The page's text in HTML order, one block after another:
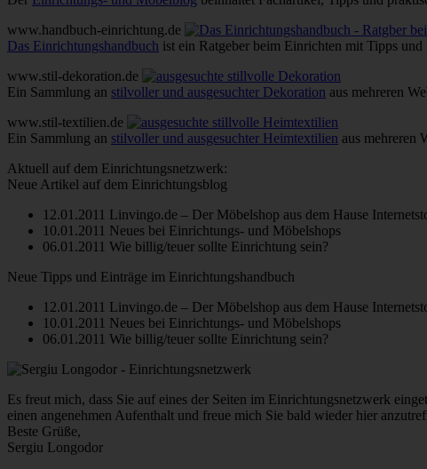
www.handbuch-einrichtung.de
Das Einrichtungshandbuch ist ein Ratgeber beim Einrichten mit Tipps
www.stil-dekoration.de
Ein Sammlung an stilvoller und ausgesuchter Dekoration aus mehreren
www.stil-textilien.de
Ein Sammlung an stilvoller und ausgesuchter Heimtextilien aus mehreren
Aktuell auf dem Einrichtungsnetzwerk:
Neue Artikel auf dem Einrichtungsblog
12.01.2011 Linvingo.de – Der Möbelshop aus dem Hause
10.01.2011 Neues bei Einrichtungs- und Möbelshops
06.01.2011 Wie billig/teuer sollte Einrichtung sein?
Neue Tipps und Einträge im Einrichtungshandbuch
12.01.2011 Linvingo.de – Der Möbelshop aus dem Hause
10.01.2011 Neues bei Einrichtungs- und Möbelshops
06.01.2011 Wie billig/teuer sollte Einrichtung sein?
Es freut mich, dass Sie auf eines der Seiten im Einrichtungsnetzwerk
einen angenehmen Aufenthalt und freue mich Sie bald wieder hier
Beste Grüße,
Sergiu Longodor